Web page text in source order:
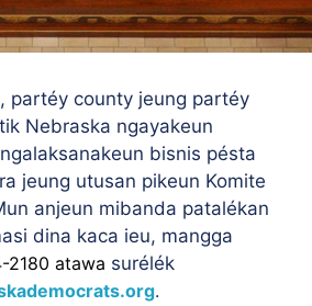
partéy county jeung partéy
Nebraska ngayakeun
bisnis pésta
jeung utusan pikeun Komite
anjeun mibanda patalékan
dina kaca ieu, mangga
2180 atawa surélék
.